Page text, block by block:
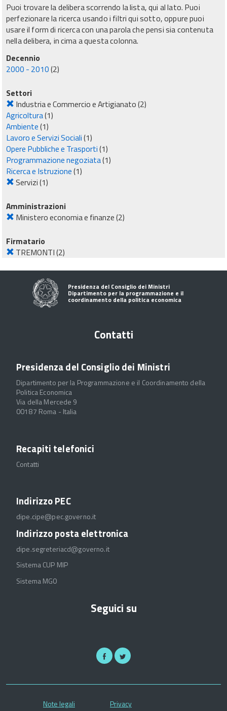
Puoi trovare la delibera scorrendo la lista, qui al lato. Puoi
perfezionare la ricerca usando i filtri qui sotto, oppure puoi
usare il form di ricerca con una parola che pensi sia contenuta
nella delibera, in cima a questa colonna.
Decennio
2000 - 2010(2)
Settori
Industria e Commercio e Artigianato(2)
Agricoltura(1)
Ambiente(1)
Lavoro e Servizi Sociali(1)
Opere Pubbliche e Trasporti(1)
Programmazione negoziata(1)
Ricerca e Istruzione(1)
Servizi(1)
Amministrazioni
Ministero economia e finanze(2)
Firmatario
TREMONTI(2)
Presidenza del Consiglio dei Ministri
Dipartimento per la programmazione e il
coordinamento della politica economica
Contatti
Presidenza del Consiglio dei Ministri
Dipartimento per la Programmazione e il Coordinamento della
Politica Economica
Via della Mercede 9
00187 Roma - Italia
Recapiti telefonici
Contatti
Indirizzo PEC
dipe.cipe@pec.governo.it
Indirizzo posta elettronica
dipe.segreteriacd@governo.it
Sistema CUP MIP
Sistema MGO
Seguici su
Note legali Privacy